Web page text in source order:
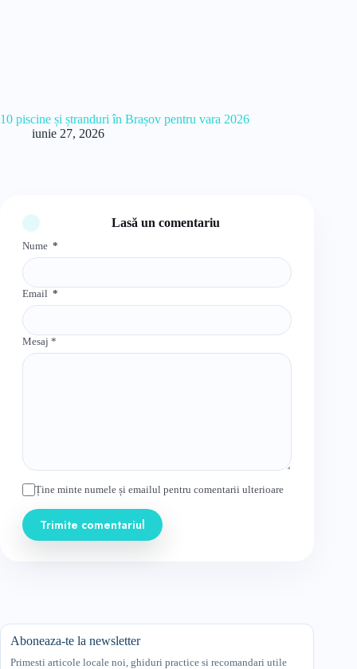
10 piscine și ștranduri în Brașov pentru vara 2026
iunie 27, 2026
Lasă un comentariu
Nume *
Email *
Mesaj *
Ține minte numele și emailul pentru comentarii ulterioare
Trimite comentariul
Aboneaza-te la newsletter
Primesti articole locale noi, ghiduri practice si recomandari utile